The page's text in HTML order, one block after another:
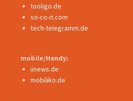
tooligo.de
so-co-it.com
tech-telegramm.de
mobile/Handy:
iinews.de
mobiliko.de